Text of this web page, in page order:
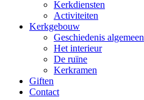
Kerkdiensten
Activiteiten
Kerkgebouw
Geschiedenis algemeen
Het interieur
De ruïne
Kerkramen
Giften
Contact